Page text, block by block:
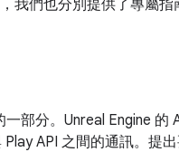
我們也分別提供了專屬指
部分。Unreal Engine 的
API 之間的通訊。提